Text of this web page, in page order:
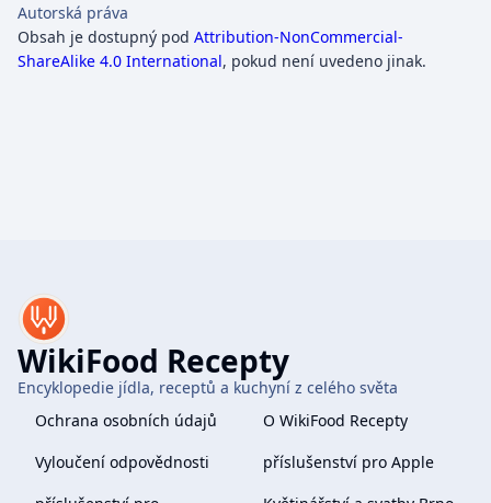
Autorská práva
Obsah je dostupný pod Attribution-NonCommercial-
ShareAlike 4.0 International, pokud není uvedeno jinak.
WikiFood Recepty
Encyklopedie jídla, receptů a kuchyní z celého světa
Ochrana osobních údajů
O WikiFood Recepty
Vyloučení odpovědnosti
příslušenství pro Apple